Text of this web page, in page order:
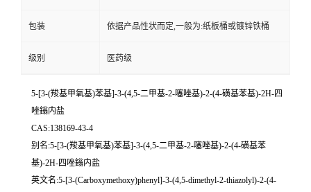
包装 依据产品性状而定,一般为:纸板桶或镀锌铁桶
级别 医药级
5-[3-(羧基甲氧基)苯基]-3-(4,5-二甲基-2-噻唑基)-2-(4-磺基苯基)-2H-四
唑鎓内盐
CAS:138169-43-4
别名:5-[3-(羧基甲氧基)苯基]-3-(4,5-二甲基-2-噻唑基)-2-(4-磺基苯
基)-2H-四唑鎓内盐
英文名:5-[3-(Carboxymethoxy)phenyl]-3-(4,5-dimethyl-2-thiazolyl)-2-(4-